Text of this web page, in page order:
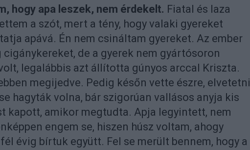
hogy apa leszek, nem érdekelt. Fiatal és laza
a szót, mert a tény, hogy valaki gyereket
apává. Én nem csináltam gyereket. Az ember
de a gyerek nem gyártósoron
legalábbis azt állította gúnyos arccal Kriszta.
megijedve. Pedig későn vette észre, elvetetni
hagyták volna, bár szigorúan vallásos anyja kis
kapott, amikor megtudta. Apja legyintett, nem
engem se, hiszen húsz voltam, ahogy
évig bírtuk együtt. Fel se merült bennem, hogy a